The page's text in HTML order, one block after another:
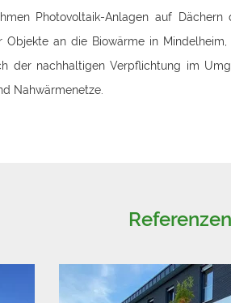
Photovoltaik-Anlagen auf
Objekte an die Biowärme in
der nachhaltigen Verpflichtung im
Nahwärmenetze.
Referenzen